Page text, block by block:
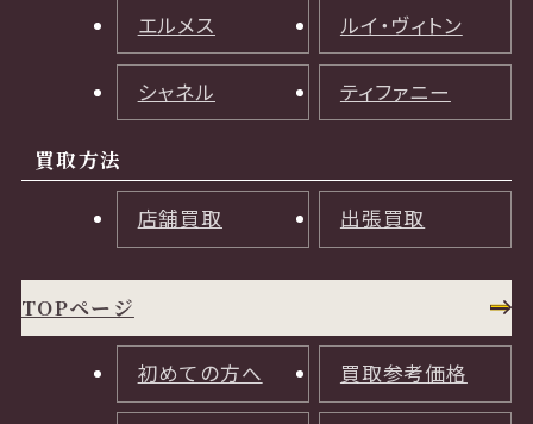
エルメス ルイ・ヴィトン
シャネル ティファニー
買取方法
店舗買取 出張買取
TOPページ
初めての方へ 買取参考価格